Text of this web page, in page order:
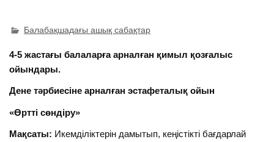
Балабақшадағы ашық сабақтар
4-5 жастағы балаларға арналған қимыл қозғалыс
ойындары.
Дене тәрбиесіне арналған эстафеталық ойын
«Өртті сөндіру»
Мақсаты: Икемділіктерін дамытып, кеңістікті бағдарлай